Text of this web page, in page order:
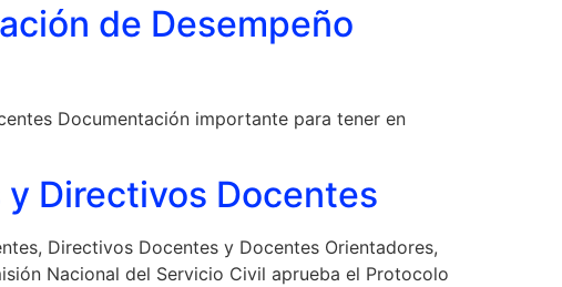
de Desempeño
Documentación importante para tener en
Directivos Docentes
Directivos Docentes y Docentes Orientadores,
Nacional del Servicio Civil aprueba el Protocolo